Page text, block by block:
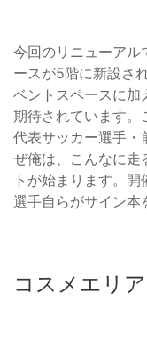
今回のリニューア
ースが5階に新設さ
ベントスペースに加
期待されています。
代表サッカー選手・
ぜ俺は、こんなに走
トが始まります。
選手自らがサイン本
コスメエリア